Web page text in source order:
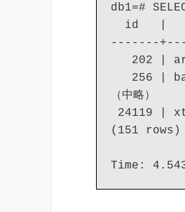
db1=#
id   |
-------
202 |
256 |
（中略）
24119 |
(151 rows)
Time: